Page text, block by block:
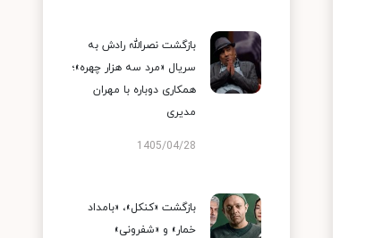
بازگشت نصرالله رادش به
سریال «مرد سه هزار چهره»؛
همکاری دوباره با مهران
مدیری
1405/04/28
بازگشت «کنکل»، «بامداد
خمار» و «شفرونی»